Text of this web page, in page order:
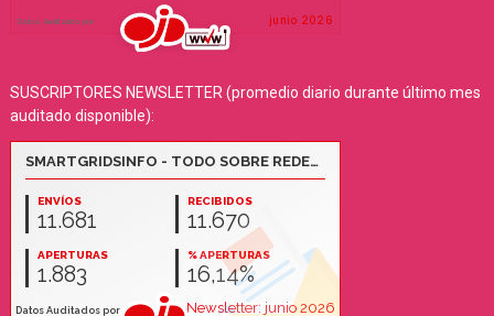
SUSCRIPTORES NEWSLETTER (promedio diario durante último mes
auditado disponible):